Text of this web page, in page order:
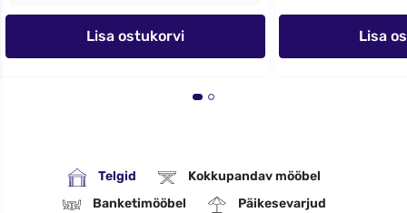
Lisa ostukorvi Lisa
Telgid
Kokkupandav mööbel
Banketimööbel
Päikesevarjud